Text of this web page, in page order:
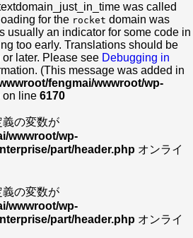
was called
for the rocket domain was
usually an indicator for some code in
too early. Translations should be
or later. Please see Debugging in
(This message was added in
fengmai/wwwroot/wp-
on line 6170
義の変数が
wwwroot/wp-
part/header.php オンライ
義の変数が
wwwroot/wp-
part/header.php オンライ